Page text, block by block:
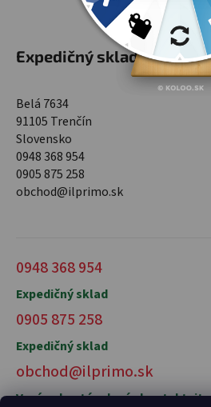
Expedičný sklad
Belá 7634
91105 Trenčín
Slovensko
0948 368 954
0905 875 258
obchod@ilprimo.sk
0948 368 954
Expedičný sklad
0905 875 258
Expedičný sklad
obchod@ilprimo.sk
V prípade otázok nás kontaktujte